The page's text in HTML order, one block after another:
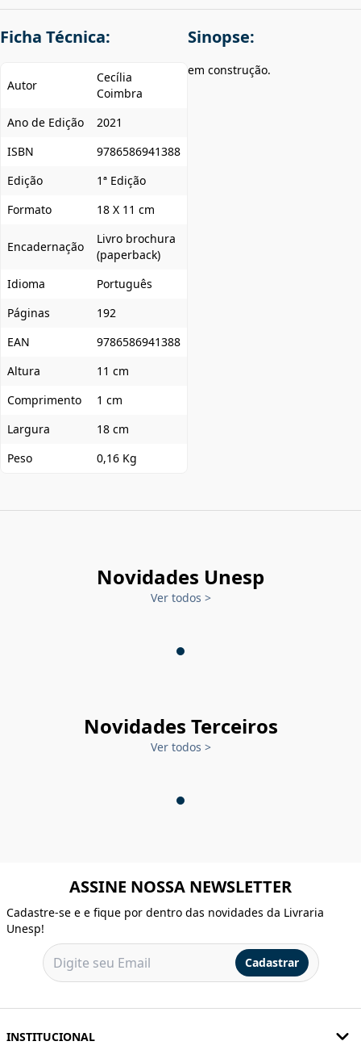
Ficha Técnica:
Autor
Cecília
Coimbra
Ano de Edição
2021
ISBN
9786586941388
Edição
1ª Edição
Formato
18 X 11 cm
Encadernação
Livro brochura
(paperback)
Idioma
Português
Páginas
192
EAN
9786586941388
Altura
11 cm
Comprimento
1 cm
Largura
18 cm
Peso
0,16 Kg
Sinopse:
em construção.
Novidades Unesp
Ver todos >
Novidades Terceiros
Ver todos >
ASSINE NOSSA NEWSLETTER
Cadastre-se e e fique por dentro das novidades da Livraria
Unesp!
Cadastrar
INSTITUCIONAL